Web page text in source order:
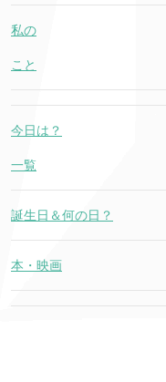
私の
こと
今日は？
一覧
誕生日＆何の日？
本・映画